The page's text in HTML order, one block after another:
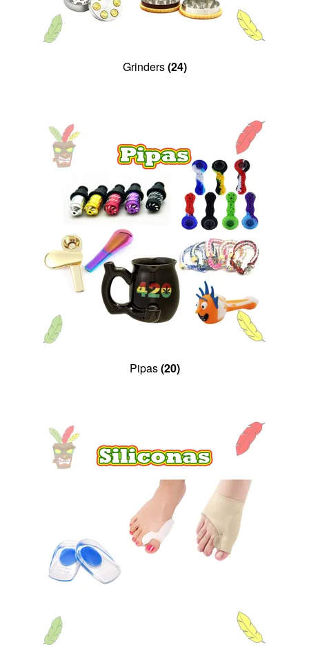
Grinders(24)
Pipas(20)